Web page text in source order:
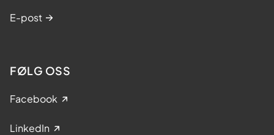
E-post
FØLG OSS
Facebook
LinkedIn